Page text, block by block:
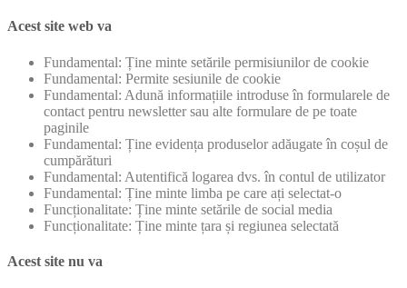
Acest site web va
Fundamental: Ține minte setările permisiunilor de cookie
Fundamental: Permite sesiunile de cookie
Fundamental: Adună informațiile introduse în formularele de
contact pentru newsletter sau alte formulare de pe toate
paginile
Fundamental: Ține evidența produselor adăugate în coșul de
cumpărături
Fundamental: Autentifică logarea dvs. în contul de utilizator
Fundamental: Ține minte limba pe care ați selectat-o
Funcționalitate: Ține minte setările de social media
Funcționalitate: Ține minte țara și regiunea selectată
Acest site nu va